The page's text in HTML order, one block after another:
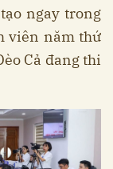
ngay trong
viên năm thứ
Cả đang thi